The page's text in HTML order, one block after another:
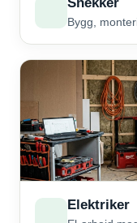
Bygg,
Elektriker